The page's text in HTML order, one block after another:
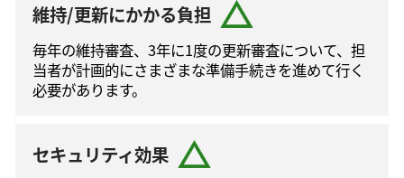
維持/更新にかかる負担
毎年の維持審査、3年に1度の更新審査について、担
当者が計画的にさまざまな準備手続きを進めて⾏く
必要があります。
セキュリティ効果